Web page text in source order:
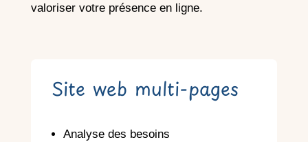
valoriser votre présence en ligne.
Site web multi-pages
Analyse des besoins